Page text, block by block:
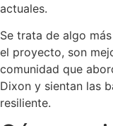
actuales.
Se trata de algo
el proyecto, son
comunidad que
Dixon y sientan las
resiliente.